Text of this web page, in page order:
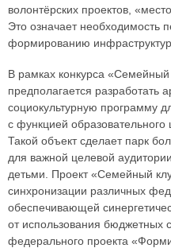
волонтёрских проектов,
Это означает необходимость
формированию
В рамках конкурса «Семейный
предполагается разработать
социокультурную программу
с функцией образовательного
Такой объект сделает парк
для важной целевой
детьми. Проект «Семейный
синхронизации различных
обеспечивающей
от использования бюджетных
федерального проекта